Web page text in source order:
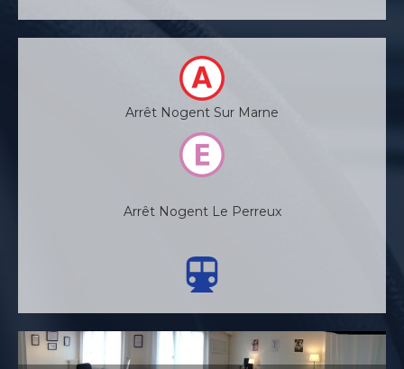
Arrêt Nogent Sur Marne
Arrêt Nogent Le Perreux